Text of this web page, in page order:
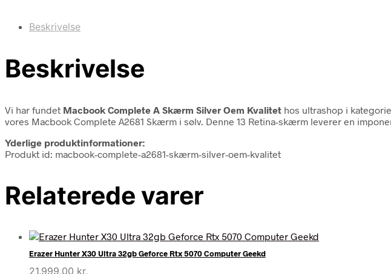
Beskrivelse
Beskrivelse
Vi har fundet Macbook Complete A Skærm Silver Oem Kvalitet hos ultrashop i
vores Macbook Complete A2681 Skærm i sølv. Denne 13 Retina-skærm leverer en
Yderlige produktinformationer:
Produkt id: macbook-complete-a2681-skærm-silver-oem-kvalitet
Relaterede varer
Erazer Hunter X30 Ultra 32gb Geforce Rtx 5070 Computer Geekd
21.999,00 kr.